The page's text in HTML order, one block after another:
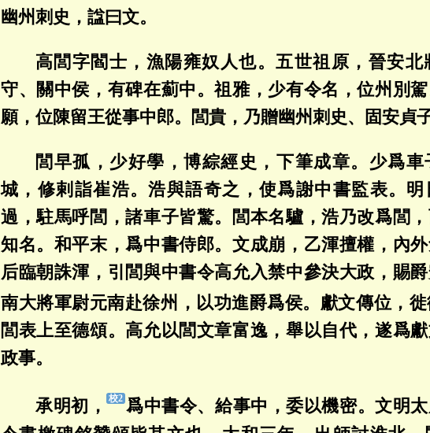
幽州刺史，諡曰文。
高閭字閻士，漁陽雍奴人也。五世祖原，晉安北
守、關中侯，有碑在薊中。祖雅，少有令名，位州別
願，位陳留王從事中郎。閭貴，乃贈幽州刺史、固安貞子
閭早孤，少好學，博綜經史，下筆成章。少爲
城，修剌詣崔浩。浩與語奇之，使爲謝中書監表。
過，駐馬呼閭，諸車子皆驚。閭本名驢，浩乃改爲閭
知名。和平末，爲中書侍郎。文成崩，乙渾擅權，內
后臨朝誅渾，引閭與中書令高允入禁中參決大政，賜
南大將軍尉元南赴徐州，以功進爵爲侯。獻文傳位，徙
閭表上至德頌。高允以閭文章富逸，舉以自代，遂爲
政事。
承明初，
爲中書令、給事中，委以機密。文明